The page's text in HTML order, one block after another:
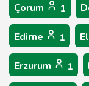
Çorum 1
Edirne 1
Erzurum 1